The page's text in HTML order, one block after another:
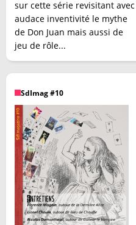
sur cette série revisitant avec
audace inventivité le mythe
de Don Juan mais aussi de
jeu de rôle...
SdImag #10